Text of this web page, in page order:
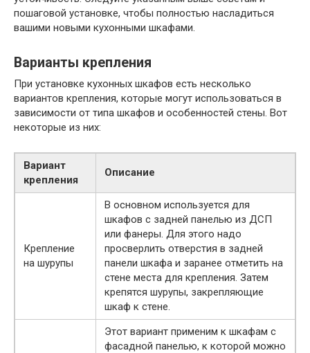
пошаговой установке, чтобы полностью насладиться
вашими новыми кухонными шкафами.
Варианты крепления
При установке кухонных шкафов есть несколько
вариантов крепления, которые могут использоваться в
зависимости от типа шкафов и особенностей стены. Вот
некоторые из них:
Вариант
крепления
Описание
Крепление
на шурупы
В основном используется для
шкафов с задней панелью из ДСП
или фанеры. Для этого надо
просверлить отверстия в задней
панели шкафа и заранее отметить на
стене места для крепления. Затем
крепятся шурупы, закрепляющие
шкаф к стене.
Этот вариант применим к шкафам с
фасадной панелью, к которой можно